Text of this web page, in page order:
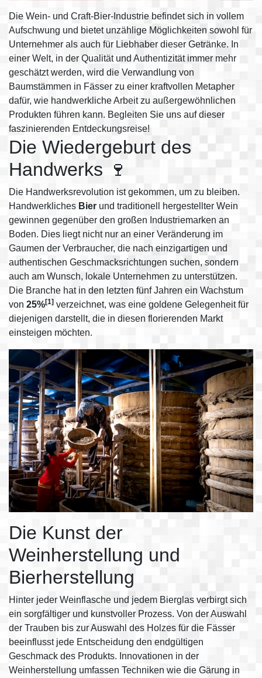
Die Wein- und Craft-Bier-Industrie befindet sich in vollem
Aufschwung und bietet unzählige Möglichkeiten sowohl für
Unternehmer als auch für Liebhaber dieser Getränke. In
einer Welt, in der Qualität und Authentizität immer mehr
geschätzt werden, wird die Verwandlung von
Baumstämmen in Fässer zu einer kraftvollen Metapher
dafür, wie handwerkliche Arbeit zu außergewöhnlichen
Produkten führen kann. Begleiten Sie uns auf dieser
faszinierenden Entdeckungsreise!
Die Wiedergeburt des
Handwerks 🍷
Die Handwerksrevolution ist gekommen, um zu bleiben.
Handwerkliches Bier und traditionell hergestellter Wein
gewinnen gegenüber den großen Industriemarken an
Boden. Dies liegt nicht nur an einer Veränderung im
Gaumen der Verbraucher, die nach einzigartigen und
authentischen Geschmacksrichtungen suchen, sondern
auch am Wunsch, lokale Unternehmen zu unterstützen.
Die Branche hat in den letzten fünf Jahren ein Wachstum
von 25%[1] verzeichnet, was eine goldene Gelegenheit für
diejenigen darstellt, die in diesen florierenden Markt
einsteigen möchten.
Die Kunst der
Weinherstellung und
Bierherstellung
Hinter jeder Weinflasche und jedem Bierglas verbirgt sich
ein sorgfältiger und kunstvoller Prozess. Von der Auswahl
der Trauben bis zur Auswahl des Holzes für die Fässer
beeinflusst jede Entscheidung den endgültigen
Geschmack des Produkts. Innovationen in der
Weinherstellung umfassen Techniken wie die Gärung in